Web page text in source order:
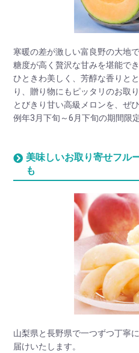
寒暖の差が激しい富良野の大地
糖度が高く贅沢な甘みを堪能で
ひときわ美しく、芳醇な香りと
り、贈り物にもピッタリのお取
とびきり甘い高級メロンを、ぜ
例年3月下旬～6月下旬の期間限
美味しいお取り寄せフル
も
山梨県と長野県で一つずつ丁寧
届けいたします。